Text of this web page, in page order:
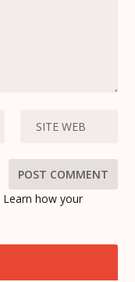
Learn how your